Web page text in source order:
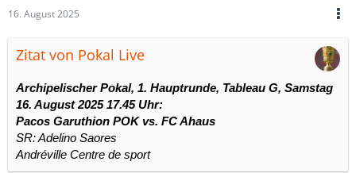
16. August 2025
Zitat von Pokal Live
Archipelischer Pokal, 1. Hauptrunde, Tableau G, Samstag
16. August 2025 17.45 Uhr:
Pacos Garuthion POK vs. FC Ahaus
SR: Adelino Saores
Andréville Centre de sport